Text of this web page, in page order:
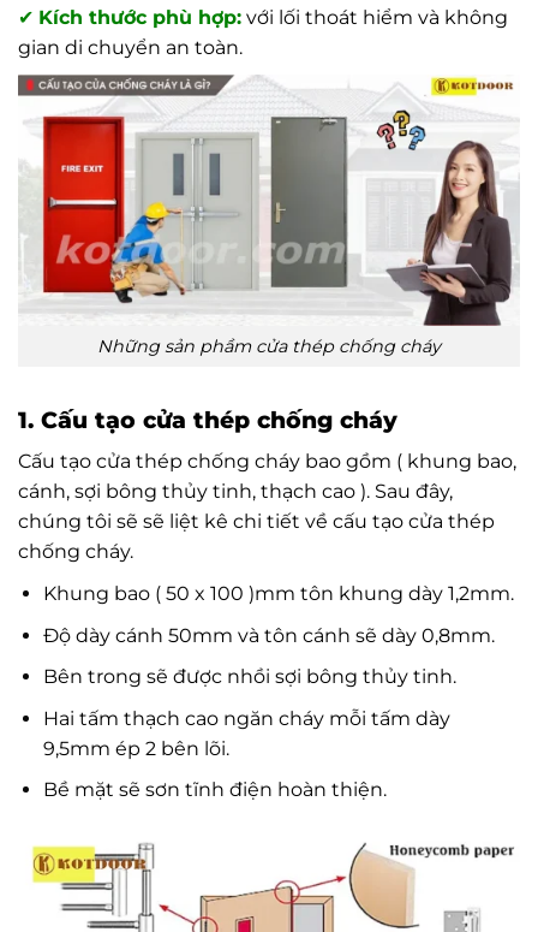
✔ Kích thước phù hợp: với lối thoát hiểm và không
gian di chuyển an toàn.
Những sản phầm cửa thép chống cháy
1. Cấu tạo cửa thép chống cháy
Cấu tạo cửa thép chống cháy bao gồm ( khung bao,
cánh, sợi bông thủy tinh, thạch cao ). Sau đây,
chúng tôi sẽ sẽ liệt kê chi tiết về cấu tạo cửa thép
chống cháy.
Khung bao ( 50 x 100 )mm tôn khung dày 1,2mm.
Độ dày cánh 50mm và tôn cánh sẽ dày 0,8mm.
Bên trong sẽ được nhồi sợi bông thủy tinh.
Hai tấm thạch cao ngăn cháy mỗi tấm dày
9,5mm ép 2 bên lõi.
Bề mặt sẽ sơn tĩnh điện hoàn thiện.